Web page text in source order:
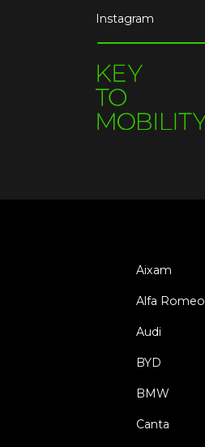
Instagram
Aixam
Alfa Romeo
Audi
BYD
BMW
Canta